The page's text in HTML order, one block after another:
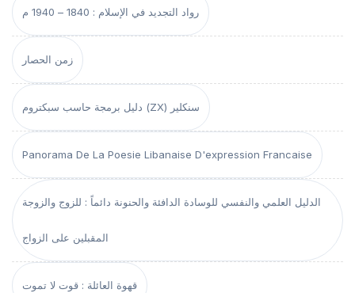
رواد التجديد في الإسلام : 1840 – 1940 م
زمن الحصار
دليل برمجة حاسب سبكتروم (ZX) سنكلير
Panorama De La Poesie Libanaise D'expression Francaise
الدليل العلمي والنفسي للوسادة الدافئة والحنونة دائماً : للزوج والزوجة
المقبلين على الزواج
قهوة العائلة : قوت لا تموت